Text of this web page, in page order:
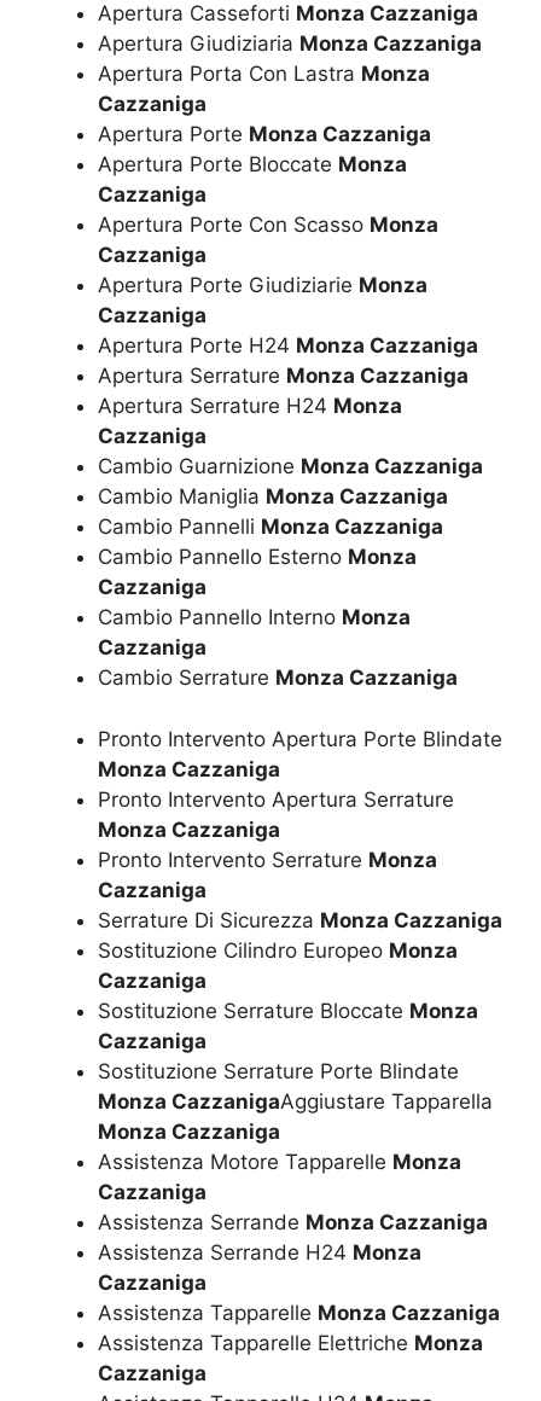
Apertura Casseforti Monza Cazzaniga
Apertura Giudiziaria Monza Cazzaniga
Apertura Porta Con Lastra Monza
Cazzaniga
Apertura Porte Monza Cazzaniga
Apertura Porte Bloccate Monza
Cazzaniga
Apertura Porte Con Scasso Monza
Cazzaniga
Apertura Porte Giudiziarie Monza
Cazzaniga
Apertura Porte H24 Monza Cazzaniga
Apertura Serrature Monza Cazzaniga
Apertura Serrature H24 Monza
Cazzaniga
Cambio Guarnizione Monza Cazzaniga
Cambio Maniglia Monza Cazzaniga
Cambio Pannelli Monza Cazzaniga
Cambio Pannello Esterno Monza
Cazzaniga
Cambio Pannello Interno Monza
Cazzaniga
Cambio Serrature Monza Cazzaniga
Pronto Intervento Apertura Porte Blindate
Monza Cazzaniga
Pronto Intervento Apertura Serrature
Monza Cazzaniga
Pronto Intervento Serrature Monza
Cazzaniga
Serrature Di Sicurezza Monza Cazzaniga
Sostituzione Cilindro Europeo Monza
Cazzaniga
Sostituzione Serrature Bloccate Monza
Cazzaniga
Sostituzione Serrature Porte Blindate
Monza CazzanigaAggiustare Tapparella
Monza Cazzaniga
Assistenza Motore Tapparelle Monza
Cazzaniga
Assistenza Serrande Monza Cazzaniga
Assistenza Serrande H24 Monza
Cazzaniga
Assistenza Tapparelle Monza Cazzaniga
Assistenza Tapparelle Elettriche Monza
Cazzaniga